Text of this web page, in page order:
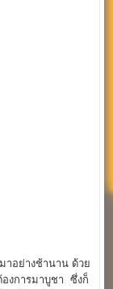
าอย่างช้านาน ด้วย
องการมาบูชา ซึ่งก็